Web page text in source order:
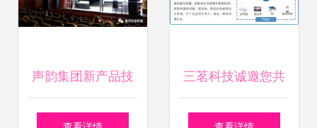
声韵集团新产品技
术交流会 探索前沿
三茗科技诚邀您共
襄盛举 2018保密